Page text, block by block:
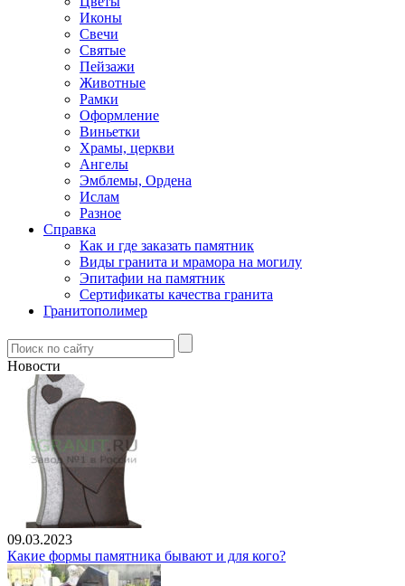
Иконы
Свечи
Святые
Пейзажи
Животные
Рамки
Оформление
Виньетки
Храмы, церкви
Ангелы
Эмблемы, Ордена
Ислам
Разное
Справка
Как и где заказать памятник
Виды гранита и мрамора на могилу
Эпитафии на памятник
Сертификаты качества гранита
Гранитополимер
Новости
09.03.2023
Какие формы памятника бывают и для кого?